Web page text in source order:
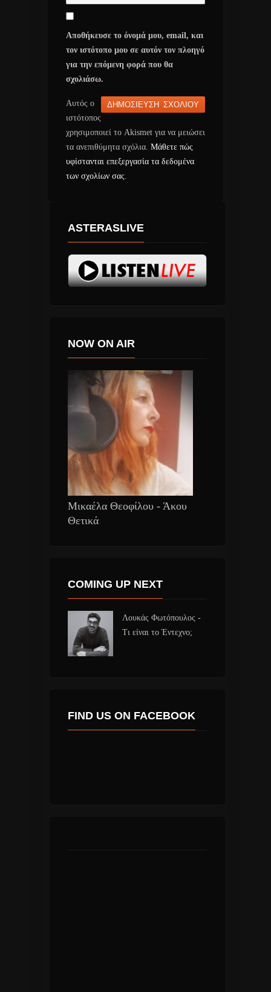
Αποθήκευσε το όνομά μου, email, και
τον ιστότοπο μου σε αυτόν τον πλοηγό
για την επόμενη φορά που θα
σχολιάσω.
Αυτός ο
ιστότοπος
χρησιμοποιεί το Akismet για να μειώσει
τα ανεπιθύμητα σχόλια. Μάθετε πώς
υφίστανται επεξεργασία τα δεδομένα
των σχολίων σας.
ASTERASLIVE
NOW ON AIR
Μικαέλα Θεοφίλου - Άκου
Θετικά
COMING UP NEXT
Λουκάς Φωτόπουλος -
Τι είναι το Έντεχνο;
FIND US ON FACEBOOK